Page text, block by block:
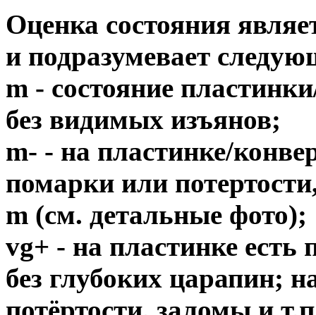
Оценка состояния
и подразумевает
m - состояние
без видимых изъянов;
m- - на пластинке/
помарки или
m (см. детальные фото);
vg+ - на пластинке есть
без глубоких царапин;